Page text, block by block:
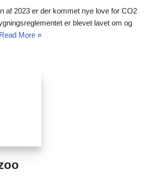
af 2023 er der kommet nye love for CO2
er blevet lavet om og
Read More »